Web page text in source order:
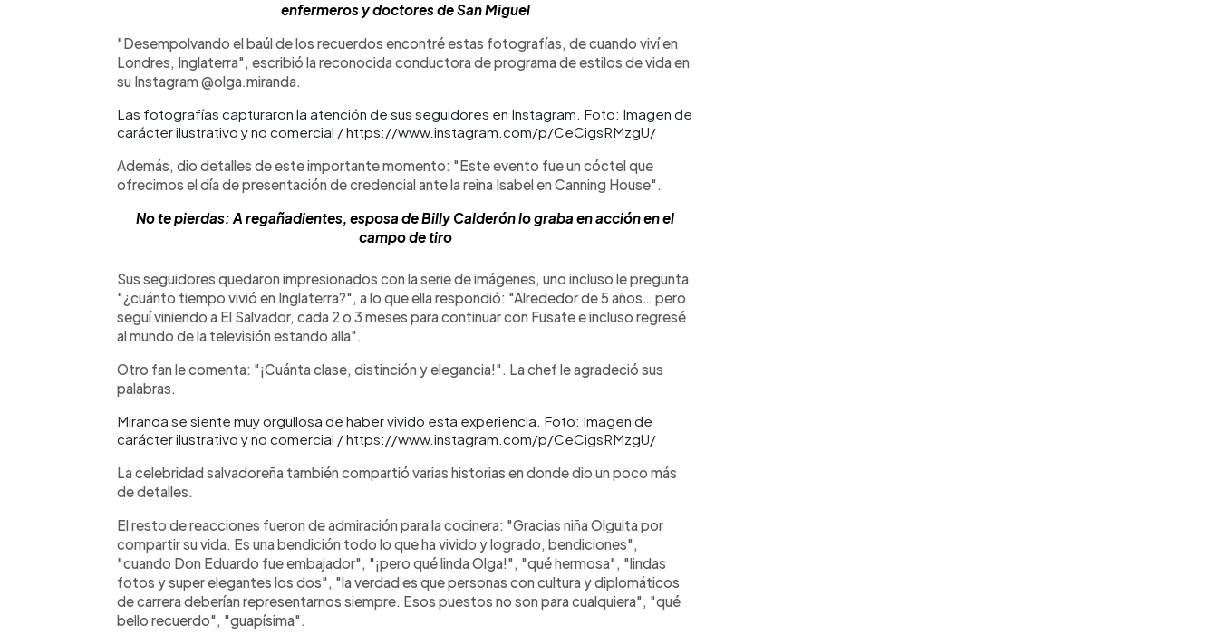
enfermeros y doctores de San Miguel
"Desempolvando el baúl de los recuerdos encontré estas fotografías, de cuando viví en
Londres, Inglaterra", escribió la reconocida conductora de programa de estilos de vida en
su Instagram @olga.miranda.
Las fotografías capturaron la atención de sus seguidores en Instagram. Foto: Imagen de
carácter ilustrativo y no comercial / https://www.instagram.com/p/CeCigsRMzgU/
Además, dio detalles de este importante momento: "Este evento fue un cóctel que
ofrecimos el día de presentación de credencial ante la reina Isabel en Canning House".
No te pierdas: A regañadientes, esposa de Billy Calderón lo graba en acción en el
campo de tiro
Sus seguidores quedaron impresionados con la serie de imágenes, uno incluso le pregunta
"¿cuánto tiempo vivió en Inglaterra?", a lo que ella respondió: "Alrededor de 5 años… pero
seguí viniendo a El Salvador, cada 2 o 3 meses para continuar con Fusate e incluso regresé
al mundo de la televisión estando alla".
Otro fan le comenta: "¡Cuánta clase, distinción y elegancia!". La chef le agradeció sus
palabras.
Miranda se siente muy orgullosa de haber vivido esta experiencia. Foto: Imagen de
carácter ilustrativo y no comercial / https://www.instagram.com/p/CeCigsRMzgU/
La celebridad salvadoreña también compartió varias historias en donde dio un poco más
de detalles.
El resto de reacciones fueron de admiración para la cocinera: "Gracias niña Olguita por
compartir su vida. Es una bendición todo lo que ha vivido y logrado, bendiciones",
"cuando Don Eduardo fue embajador", "¡pero qué linda Olga!", "qué hermosa", "lindas
fotos y super elegantes los dos", "la verdad es que personas con cultura y diplomáticos
de carrera deberían representarnos siempre. Esos puestos no son para cualquiera", "qué
bello recuerdo", "guapísima".